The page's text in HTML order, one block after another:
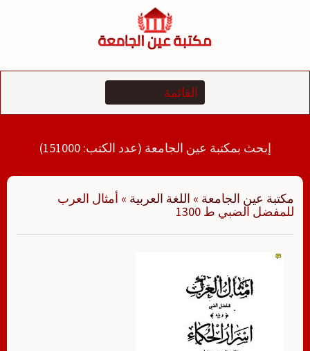
إبحث بمكتبة عين الجامعة (عدد الكتب: 151000)
مكتبة عين الجامعة » اللغة العربية » أمثال العرب
للمفضل الضبي ط 1300